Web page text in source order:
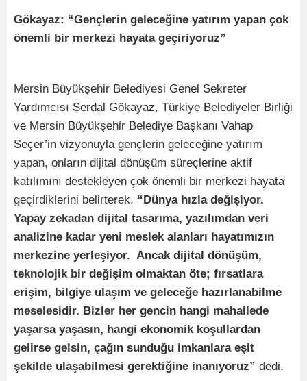
Gökayaz: “Gençlerin geleceğine yatırım yapan çok
önemli bir merkezi hayata geçiriyoruz”
Mersin Büyükşehir Belediyesi Genel Sekreter
Yardımcısı Serdal Gökayaz, Türkiye Belediyeler Birliği
ve Mersin Büyükşehir Belediye Başkanı Vahap
Seçer’in vizyonuyla gençlerin geleceğine yatırım
yapan, onların dijital dönüşüm süreçlerine aktif
katılımını destekleyen çok önemli bir merkezi hayata
geçirdiklerini belirterek, “Dünya hızla değişiyor.
Yapay zekadan dijital tasarıma, yazılımdan veri
analizine kadar yeni meslek alanları hayatımızın
merkezine yerleşiyor. Ancak dijital dönüşüm,
teknolojik bir değişim olmaktan öte; fırsatlara
erişim, bilgiye ulaşım ve geleceğe hazırlanabilme
meselesidir. Bizler her gencin hangi mahallede
yaşarsa yaşasın, hangi ekonomik koşullardan
gelirse gelsin, çağın sunduğu imkanlara eşit
şekilde ulaşabilmesi gerektiğine inanıyoruz” dedi.